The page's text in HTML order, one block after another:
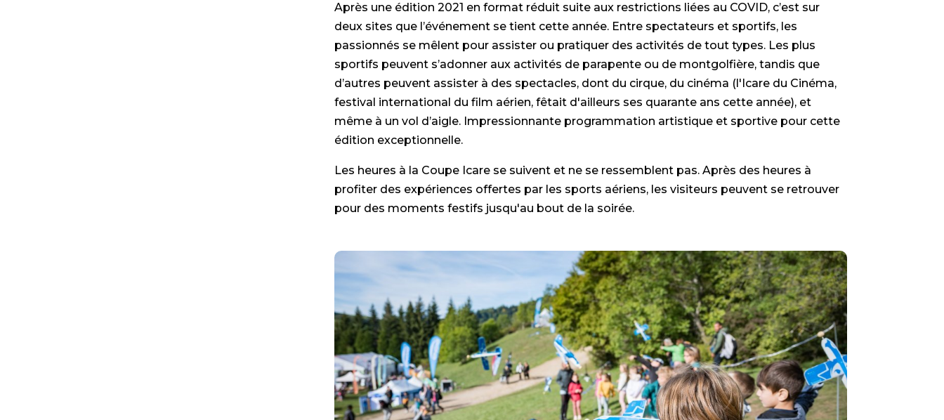
Après une édition 2021 en format réduit suite aux restrictions liées au COVID, c’est sur
deux sites que l’événement se tient cette année. Entre spectateurs et sportifs, les
passionnés se mêlent pour assister ou pratiquer des activités de tout types. Les plus
sportifs peuvent s’adonner aux activités de parapente ou de montgolfière, tandis que
d’autres peuvent assister à des spectacles, dont du cirque, du cinéma (l'Icare du Cinéma,
festival international du film aérien, fêtait d'ailleurs ses quarante ans cette année), et
même à un vol d’aigle. Impressionnante programmation artistique et sportive pour cette
édition exceptionnelle.
Les heures à la Coupe Icare se suivent et ne se ressemblent pas. Après des heures à
profiter des expériences offertes par les sports aériens, les visiteurs peuvent se retrouver
pour des moments festifs jusqu'au bout de la soirée.